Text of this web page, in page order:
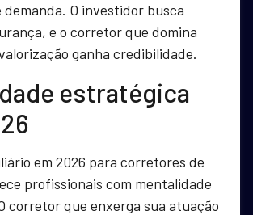
O investidor busca
e o corretor que domina
ganha credibilidade.
estratégica
em 2026 para corretores de
profissionais com mentalidade
corretor que enxerga sua atuação